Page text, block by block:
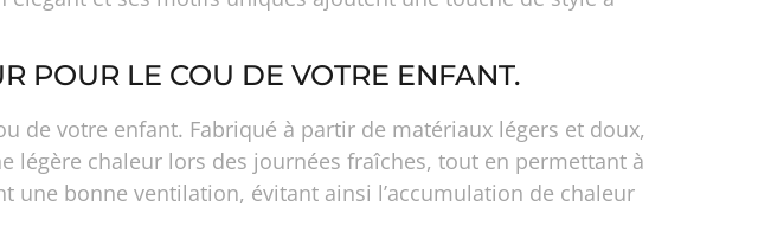
POUR LE COU DE VOTRE ENFANT.
de votre enfant. Fabriqué à partir de matériaux légers et doux,
légère chaleur lors des journées fraîches, tout en permettant à
bonne ventilation, évitant ainsi l’accumulation de chaleur